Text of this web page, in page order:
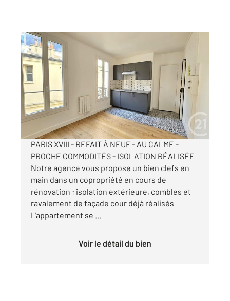
PARIS 75018
27,33 m2, 2 pièces
Ref : 13625
Appartement 2 Pièces à vendre
330 000 €
Visiter le site dédié
PARIS XVIII - REFAIT À NEUF - AU CALME -
PROCHE COMMODITÉS - ISOLATION RÉALISÉE
Notre agence vous propose un bien clefs en
main dans un copropriété en cours de
rénovation : isolation extérieure, combles et
ravalement de façade cour déjà réalisés
L'appartement se ...
Voir le détail du bien